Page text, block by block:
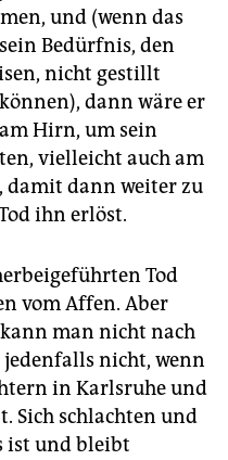
und (wenn das
Bedürfnis, den
nicht gestillt
dann wäre er
Hirn, um sein
vielleicht auch am
damit dann weiter zu
ihn erlöst.
Tod
vom Affen. Aber
man nicht nach
jedenfalls nicht, wenn
in Karlsruhe und
Sich schlachten und
ist und bleibt